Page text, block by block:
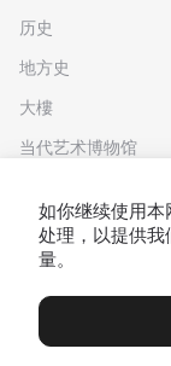
历史
地方史
大樓
当代艺术博物馆
博物馆
如你继续使用本
处理，以提供
量。